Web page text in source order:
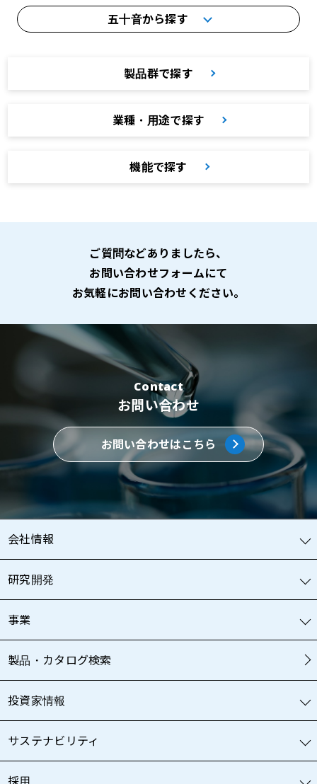
五十音から探す
製品群で探す
業種・用途で探す
機能で探す
ご質問などありましたら、
お問い合わせフォームにて
お気軽にお問い合わせください。
Contact
お問い合わせ
お問い合わせはこちら
会社情報
研究開発
事業
製品・カタログ検索
投資家情報
サステナビリティ
採用